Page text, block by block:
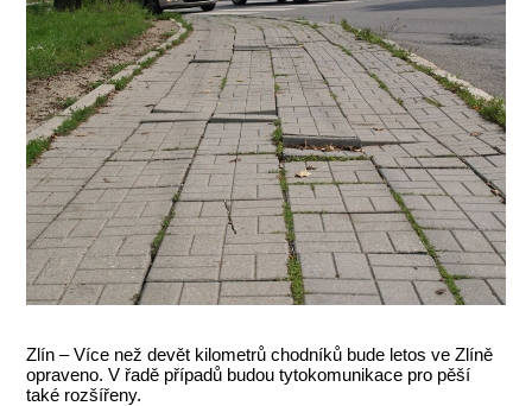
Zlín – Více než devět kilometrů chodníků bude letos ve Zlíně
opraveno. V řadě případů budou tytokomunikace pro pěší
také rozšířeny.